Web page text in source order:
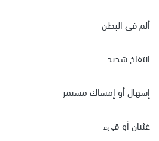
ألم في البطن
انتفاخ شديد
إسهال أو إمساك مستمر
غثيان أو قيء